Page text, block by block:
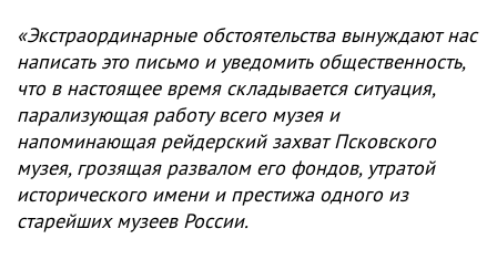
«Экстраординарные обстоятельства вынуждaют нaс
написать это письмо и уведомить общественность,
что в настоящее время складывается ситуация,
парализующая работу всего музея и
напоминающая рейдерский зaхват Псковского
музея, грозящая развaлом его фондов, утратой
исторического имени и престижа одного из
старейших музеев России.